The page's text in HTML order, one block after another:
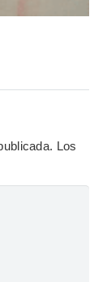
Los